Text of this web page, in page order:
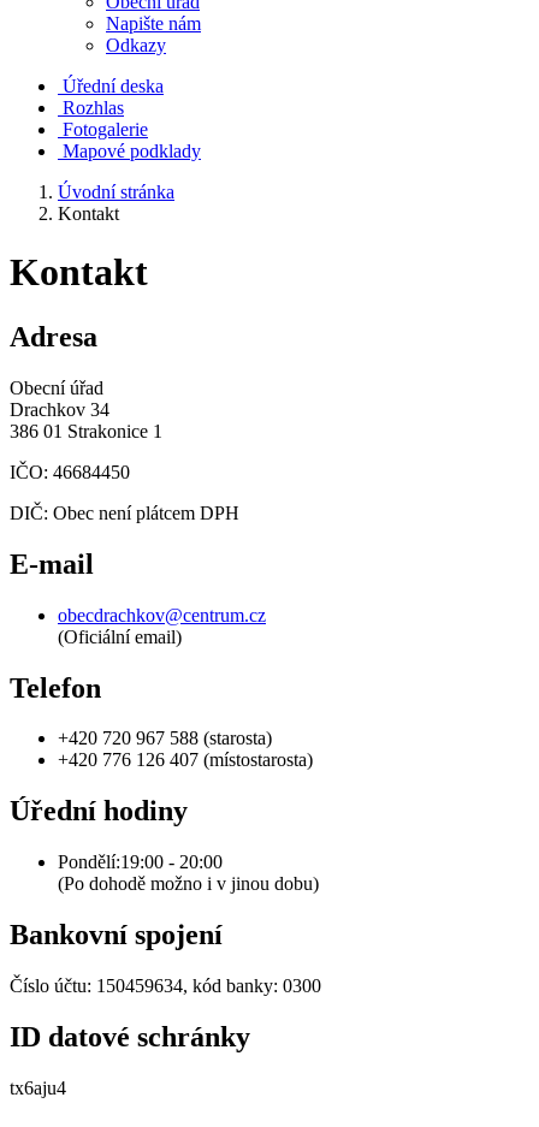
Napište nám
Odkazy
Úřední deska
Rozhlas
Fotogalerie
Mapové podklady
Úvodní stránka
Kontakt
Kontakt
Adresa
Obecní úřad
Drachkov 34
386 01 Strakonice 1
IČO: 46684450
DIČ: Obec není plátcem DPH
E-mail
obecdrachkov@centrum.cz
(Oficiální email)
Telefon
+420 720 967 588 (starosta)
+420 776 126 407 (místostarosta)
Úřední hodiny
Pondělí:19:00 - 20:00
(Po dohodě možno i v jinou dobu)
Bankovní spojení
Číslo účtu: 150459634, kód banky: 0300
ID datové schránky
tx6aju4